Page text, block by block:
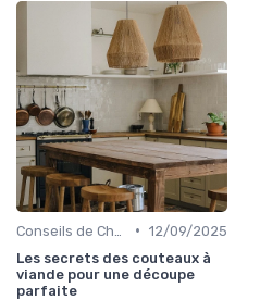
• 12/09/2025
Les secrets des couteaux à
viande pour une découpe
parfaite